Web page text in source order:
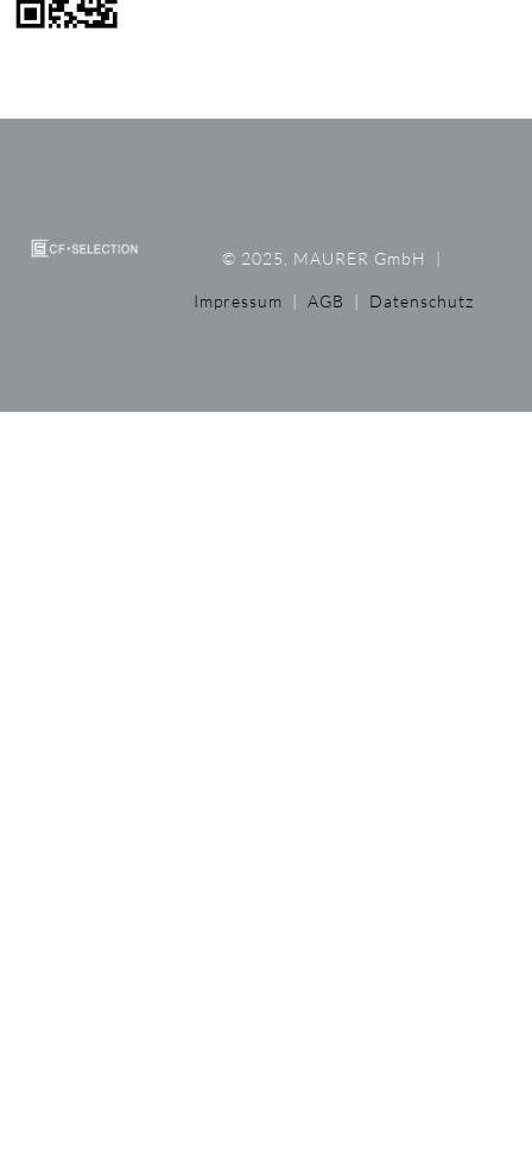
© 2025, MAURER GmbH |
Impressum | AGB | Datenschutz